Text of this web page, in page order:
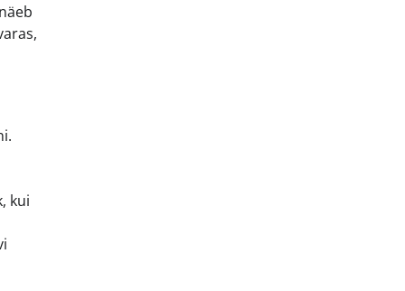
kui